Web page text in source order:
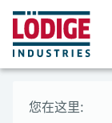
您在这里: